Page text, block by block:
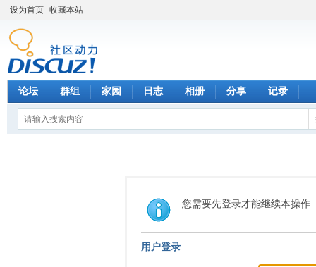
设为首页 收藏本站
论坛 群组 家园 日志 相册 分享 记录
您需要先登录才能继续本操作
用户登录